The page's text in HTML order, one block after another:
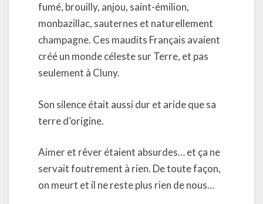
fumé, brouilly, anjou, saint-émilion,
monbazillac, sauternes et naturellement
champagne. Ces maudits Français avaient
créé un monde céleste sur Terre, et pas
seulement à Cluny.
Son silence était aussi dur et aride que sa
terre d’origine.
Aimer et rêver étaient absurdes… et ça ne
servait foutrement à rien. De toute façon,
on meurt et il ne reste plus rien de nous…